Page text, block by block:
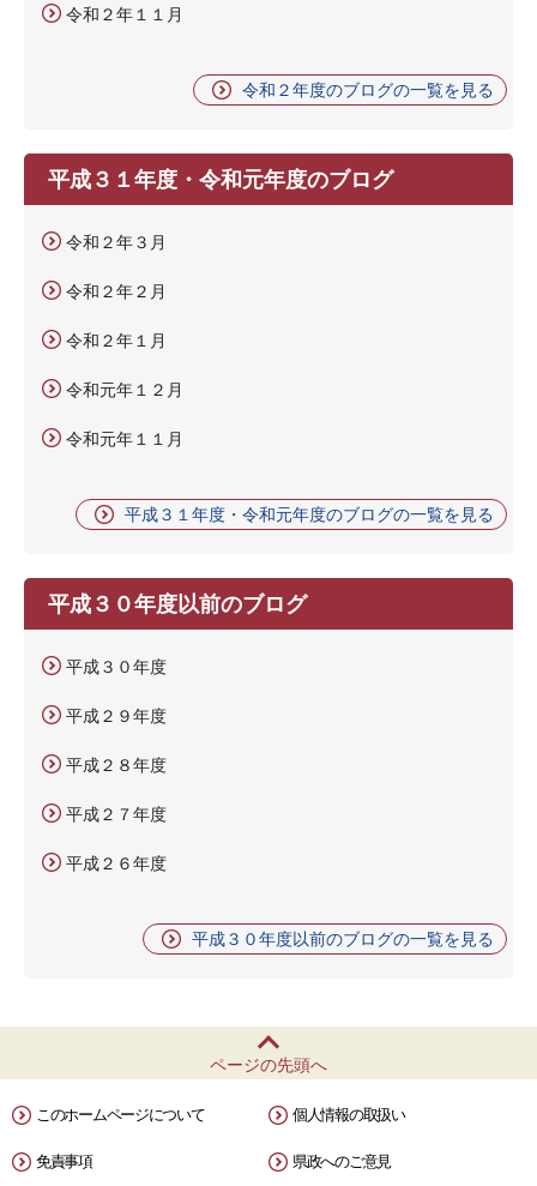
令和２年１１月
令和２年度のブログの一覧を見る
平成３１年度・令和元年度のブログ
令和２年３月
令和２年２月
令和２年１月
令和元年１２月
令和元年１１月
平成３１年度・令和元年度のブログの一覧を見る
平成３０年度以前のブログ
平成３０年度
平成２９年度
平成２８年度
平成２７年度
平成２６年度
平成３０年度以前のブログの一覧を見る
ページの先頭へ
このホームページについて 個人情報の取扱い
免責事項 県政へのご意見